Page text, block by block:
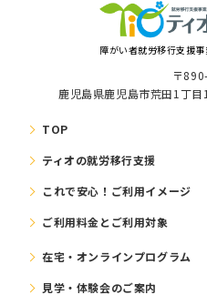
障がい者就労移⾏⽀援
〒
鹿児島県鹿児島市荒田1丁
TOP
ティオの就労移⾏⽀援
これで安⼼！ご利⽤イメージ
ご利⽤料⾦とご利⽤対象
在宅・オンラインプログラム
⾒学・体験会のご案内